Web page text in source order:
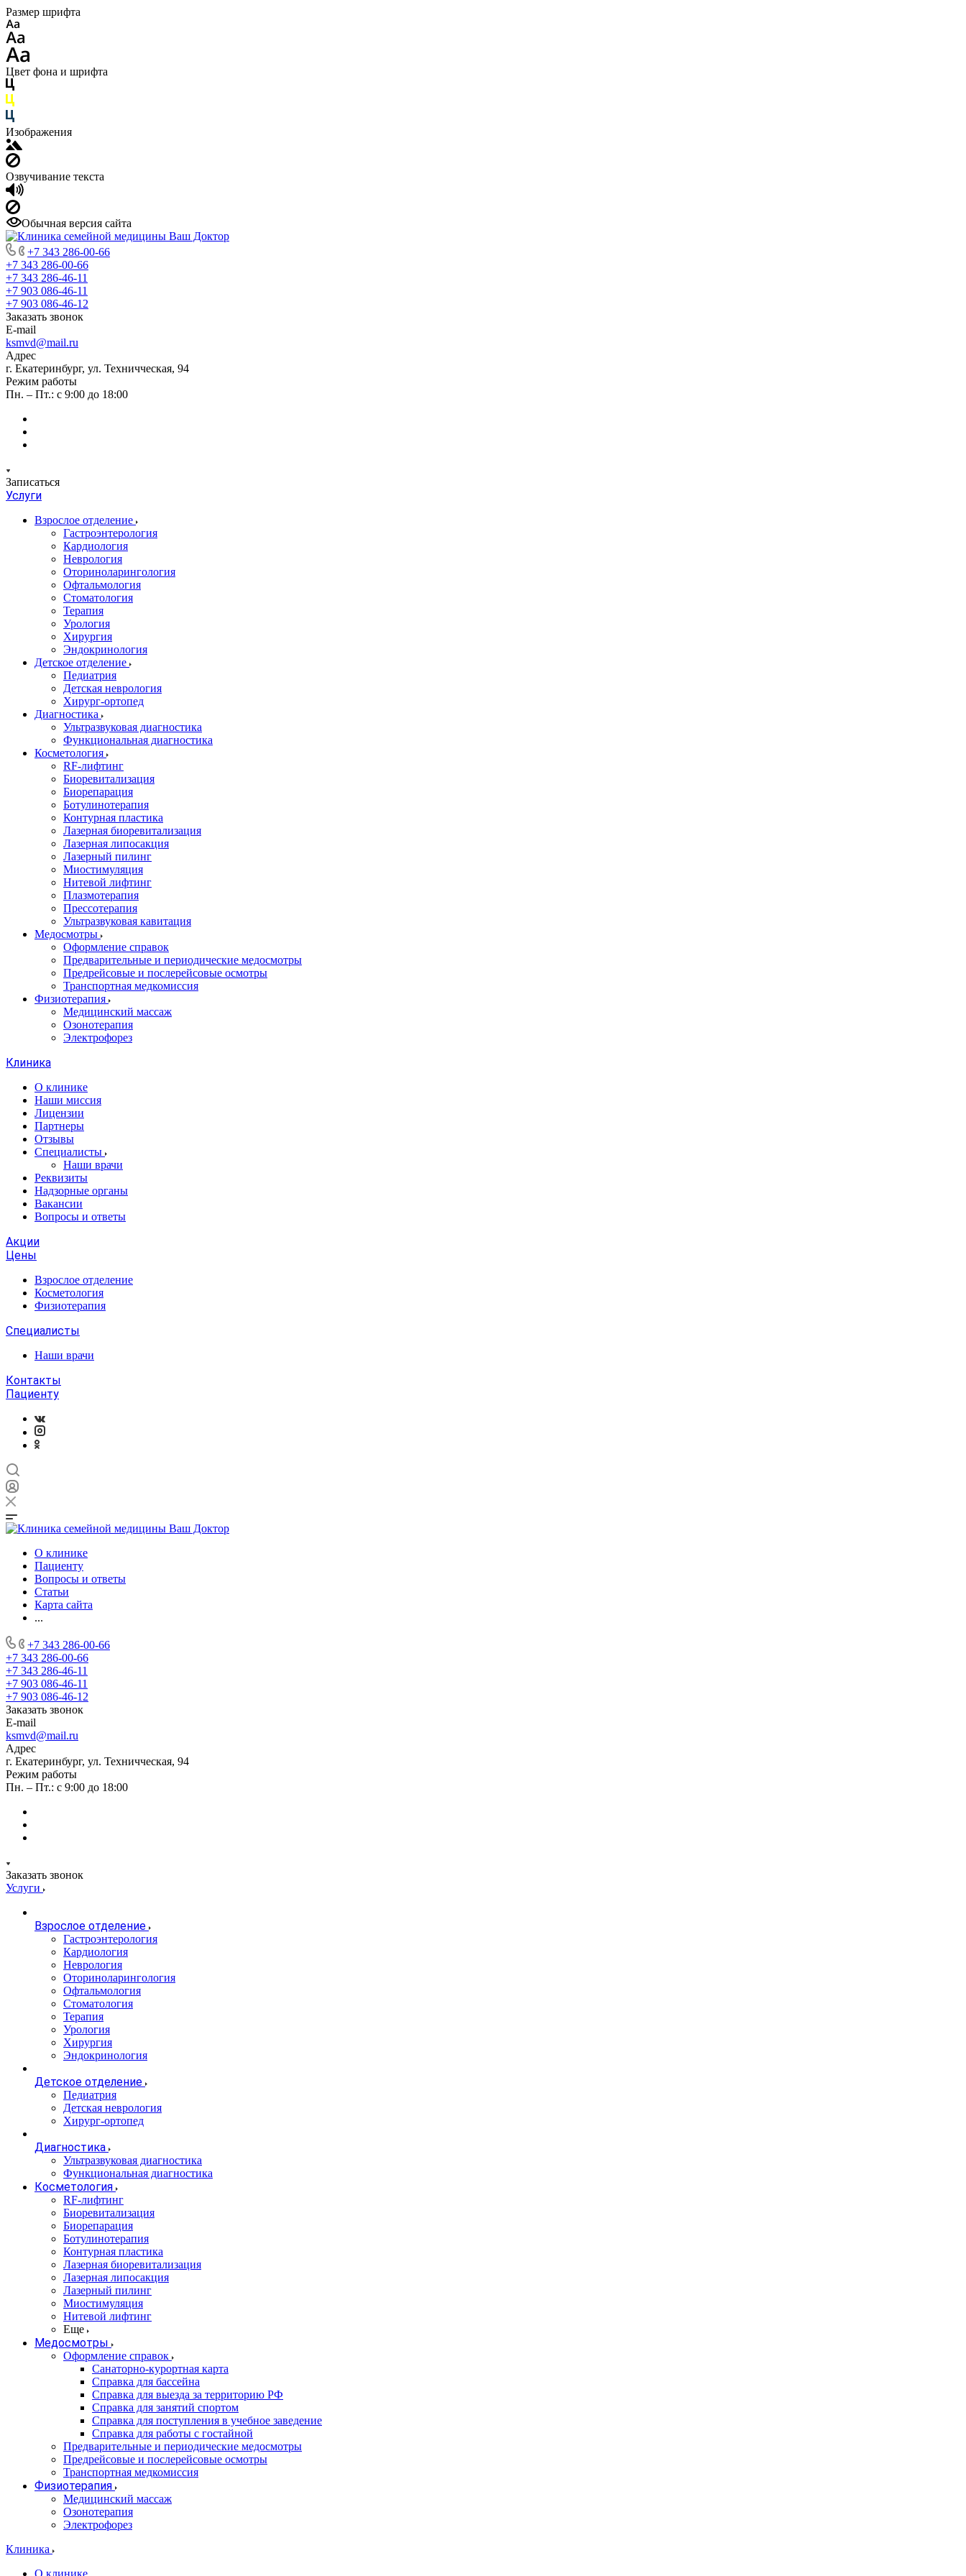
Размер шрифта
Цвет фона и шрифта
Изображения
Озвучивание текста
Обычная версия сайта
+7 343 286-00-66
+7 343 286-00-66
+7 343 286-46-11
+7 903 086-46-11
+7 903 086-46-12
Заказать звонок
E-mail
ksmvd@mail.ru
Адрес
г. Екатеринбург, ул. Техничческая, 94
Режим работы
Пн. – Пт.: с 9:00 до 18:00
Записаться
Услуги
Взрослое отделение
Гастроэнтерология
Кардиология
Неврология
Оториноларингология
Офтальмология
Стоматология
Терапия
Урология
Хирургия
Эндокринология
Детское отделение
Педиатрия
Детская неврология
Хирург-ортопед
Диагностика
Ультразвуковая диагностика
Функциональная диагностика
Косметология
RF-лифтинг
Биоревитализация
Биорепарация
Ботулинотерапия
Контурная пластика
Лазерная биоревитализация
Лазерная липосакция
Лазерный пилинг
Миостимуляция
Нитевой лифтинг
Плазмотерапия
Прессотерапия
Ультразвуковая кавитация
Медосмотры
Оформление справок
Предварительные и периодические медосмотры
Предрейсовые и послерейсовые осмотры
Транспортная медкомиссия
Физиотерапия
Медицинский массаж
Озонотерапия
Электрофорез
Клиника
О клинике
Наши миссия
Лицензии
Партнеры
Отзывы
Специалисты
Наши врачи
Реквизиты
Надзорные органы
Вакансии
Вопросы и ответы
Акции
Цены
Взрослое отделение
Косметология
Физиотерапия
Специалисты
Наши врачи
Контакты
Пациенту
О клинике
Пациенту
Вопросы и ответы
Статьи
Карта сайта
...
+7 343 286-00-66
+7 343 286-00-66
+7 343 286-46-11
+7 903 086-46-11
+7 903 086-46-12
Заказать звонок
E-mail
ksmvd@mail.ru
Адрес
г. Екатеринбург, ул. Техничческая, 94
Режим работы
Пн. – Пт.: с 9:00 до 18:00
Заказать звонок
Услуги
Взрослое отделение
Гастроэнтерология
Кардиология
Неврология
Оториноларингология
Офтальмология
Стоматология
Терапия
Урология
Хирургия
Эндокринология
Детское отделение
Педиатрия
Детская неврология
Хирург-ортопед
Диагностика
Ультразвуковая диагностика
Функциональная диагностика
Косметология
RF-лифтинг
Биоревитализация
Биорепарация
Ботулинотерапия
Контурная пластика
Лазерная биоревитализация
Лазерная липосакция
Лазерный пилинг
Миостимуляция
Нитевой лифтинг
Еще
Медосмотры
Оформление справок
Санаторно-курортная карта
Справка для бассейна
Справка для выезда за территорию РФ
Справка для занятий спортом
Справка для поступления в учебное заведение
Справка для работы с гостайной
Предварительные и периодические медосмотры
Предрейсовые и послерейсовые осмотры
Транспортная медкомиссия
Физиотерапия
Медицинский массаж
Озонотерапия
Электрофорез
Клиника
О клинике